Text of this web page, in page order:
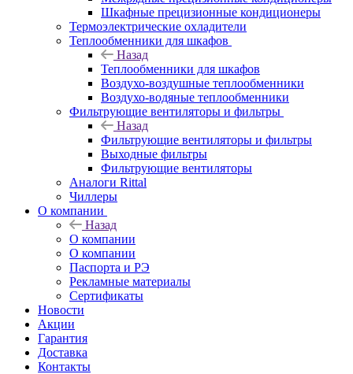
Шкафные прецизионные кондиционеры
Термоэлектрические охладители
Теплообменники для шкафов
Назад
Теплообменники для шкафов
Воздухо-воздушные теплообменники
Воздухо-водяные теплообменники
Фильтрующие вентиляторы и фильтры
Назад
Фильтрующие вентиляторы и фильтры
Выходные фильтры
Фильтрующие вентиляторы
Аналоги Rittal
Чиллеры
О компании
Назад
О компании
О компании
Паспорта и РЭ
Рекламные материалы
Сертификаты
Новости
Акции
Гарантия
Доставка
Контакты